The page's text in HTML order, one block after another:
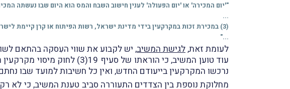
"'יום המכירה' או 'יום הפעולה' לענין חישוב השבח והמס הוא היום שבו נעשתה
...
(3) במכירת זכות במקרקעין בידי מדינת ישראל, רשות הפיתוח או קרן קיימת לישראל - יום אישור העסקה בידי מנהל רשות מקרקעי ישראל או בידי מי שהוא הסמיך לכך.
..."
לעומת זאת,לגישת המשיב, יש לקבוע את שווי העִסקה בהתאם
עוד טוען המשיב, כי הוראתו
נרכשו המקרקעין בייעודם החדש, ואין כל חשיבות למועד שבו